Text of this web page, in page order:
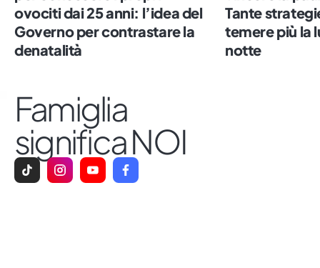
sushi, il numero sette e le persone vere.
ovociti dai 25 anni: l’idea del
Governo per contrastare la
denatalità
Tante
temere più la
notte
Famiglia
significa NOI